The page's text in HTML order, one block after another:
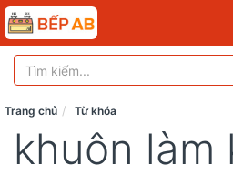
Trang chủ Từ khóa
khuôn làm